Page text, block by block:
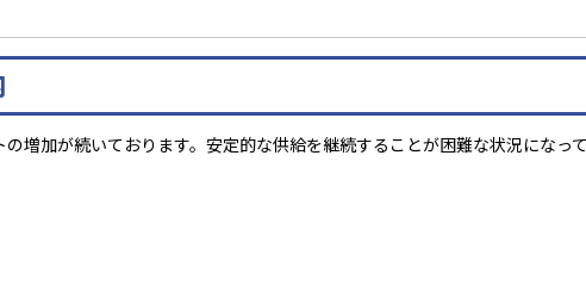
増加が続いております。安定的な供給を継続することが困難な状況にな